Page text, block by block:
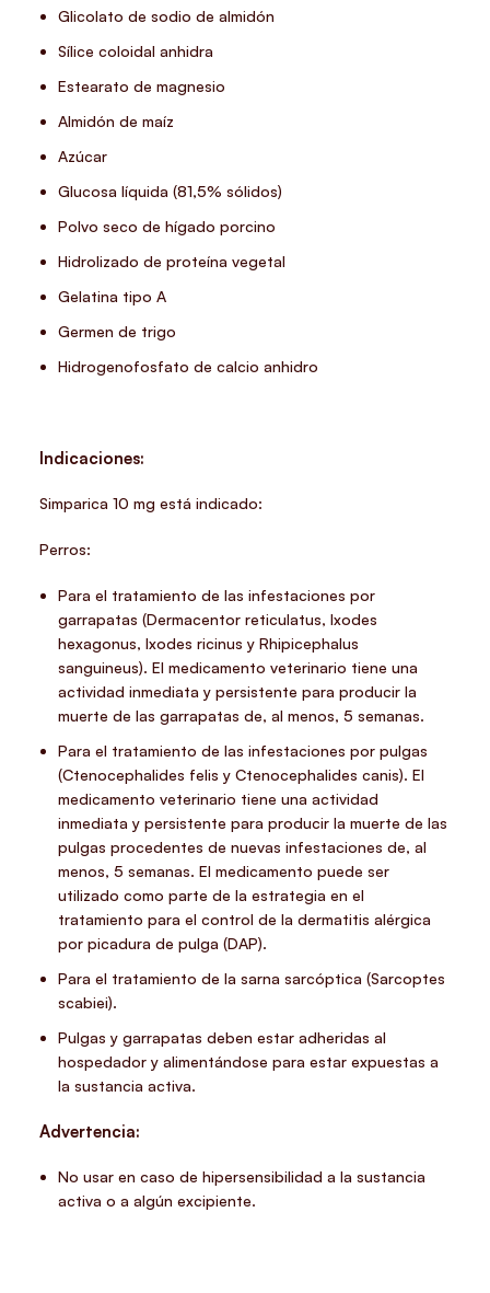
Glicolato de sodio de almidón
Sílice coloidal anhidra
Estearato de magnesio
Almidón de maíz
Azúcar
Glucosa líquida (81,5% sólidos)
Polvo seco de hígado porcino
Hidrolizado de proteína vegetal
Gelatina tipo A
Germen de trigo
Hidrogenofosfato de calcio anhidro
Indicaciones:
Simparica 10 mg está indicado:
Perros:
Para el tratamiento de las infestaciones por
garrapatas (Dermacentor reticulatus, Ixodes
hexagonus, Ixodes ricinus y Rhipicephalus
sanguineus). El medicamento veterinario tiene una
actividad inmediata y persistente para producir la
muerte de las garrapatas de, al menos, 5 semanas.
Para el tratamiento de las infestaciones por pulgas
(Ctenocephalides felis y Ctenocephalides canis). El
medicamento veterinario tiene una actividad
inmediata y persistente para producir la muerte de las
pulgas procedentes de nuevas infestaciones de, al
menos, 5 semanas. El medicamento puede ser
utilizado como parte de la estrategia en el
tratamiento para el control de la dermatitis alérgica
por picadura de pulga (DAP).
Para el tratamiento de la sarna sarcóptica (Sarcoptes
scabiei).
Pulgas y garrapatas deben estar adheridas al
hospedador y alimentándose para estar expuestas a
la sustancia activa.
Advertencia:
No usar en caso de hipersensibilidad a la sustancia
activa o a algún excipiente.